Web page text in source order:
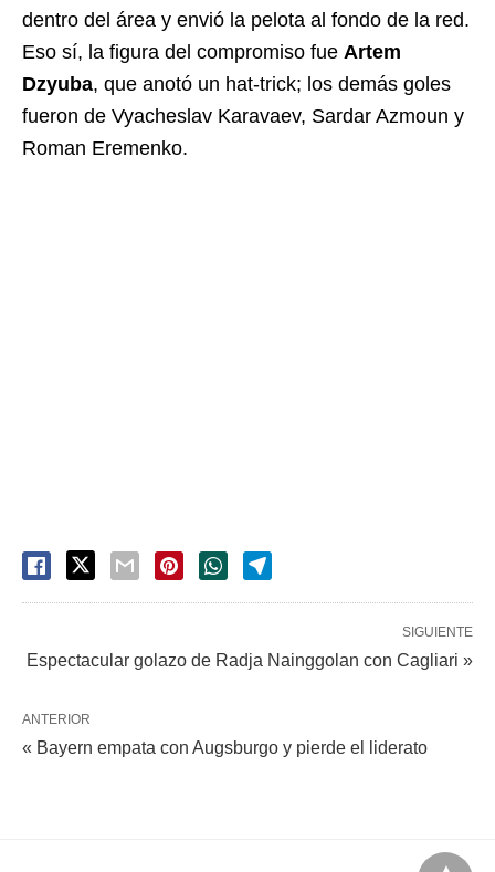
dentro del área y envió la pelota al fondo de la red.
Eso sí, la figura del compromiso fue Artem
Dzyuba, que anotó un hat-trick; los demás goles
fueron de Vyacheslav Karavaev, Sardar Azmoun y
Roman Eremenko.
SIGUIENTE
Espectacular golazo de Radja Nainggolan con Cagliari »
ANTERIOR
« Bayern empata con Augsburgo y pierde el liderato